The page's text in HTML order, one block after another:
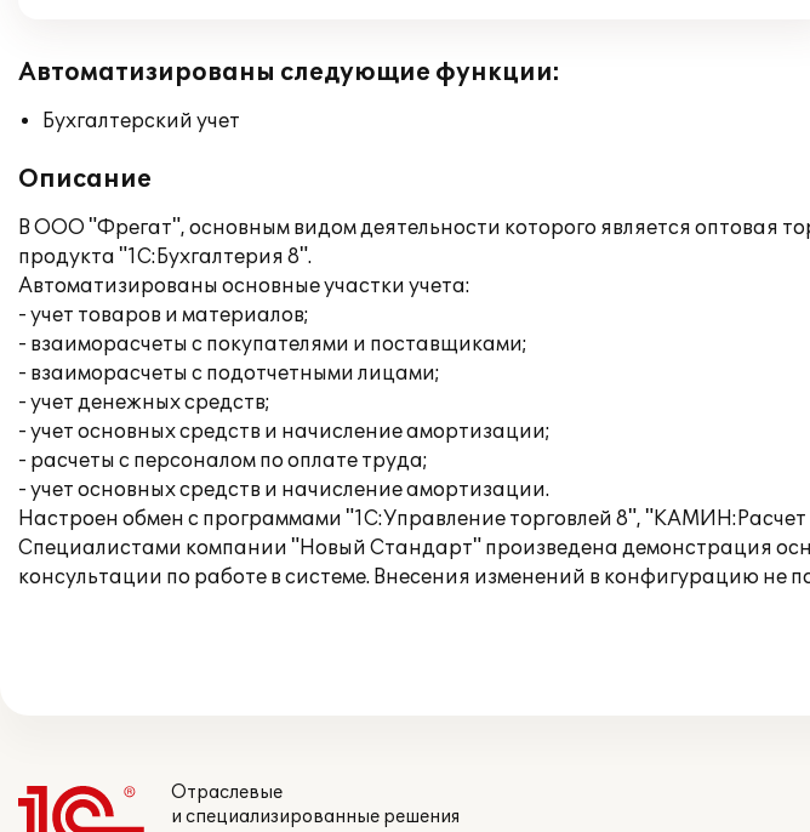
Автоматизированы следующие функции:
Бухгалтерский учет
Описание
В ООО "Фрегат", основным видом деятельности которого является оптовая
продукта "1С:Бухгалтерия 8".
Автоматизированы основные участки учета:
- учет товаров и материалов;
- взаиморасчеты с покупателями и поставщиками;
- взаиморасчеты с подотчетными лицами;
- учет денежных средств;
- учет основных средств и начисление амортизации;
- расчеты с персоналом по оплате труда;
- учет основных средств и начисление амортизации.
Настроен обмен с программами "1С:Управление торговлей 8",
Специалистами компании "Новый Стандарт" произведена демонстрация
консультации по работе в системе. Внесения изменений в конфигурацию не
Отраслевые
и специализированные решения